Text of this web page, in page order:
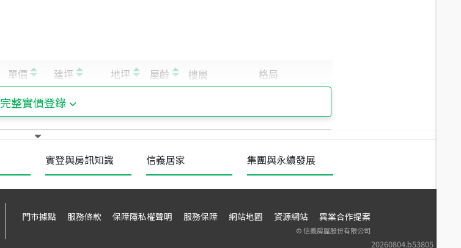
完整實價登錄
實登與房訊知識 信義居家 集團與永續發展
20260804.b53805
門市據點 服務條款 保障隱私權聲明 服務保障 網站地圖 資源網站 異業合作提案
©信義房屋股份有限公司